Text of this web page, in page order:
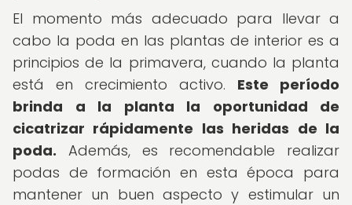
El momento más adecuado para llevar a
cabo la poda en las plantas de interior es a
principios de la primavera, cuando la planta
está en crecimiento activo. Este período
brinda a la planta la oportunidad de
cicatrizar rápidamente las heridas de la
poda. Además, es recomendable realizar
podas de formación en esta época para
mantener un buen aspecto y estimular un